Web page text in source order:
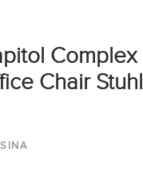
Complex
Chair Stuhl